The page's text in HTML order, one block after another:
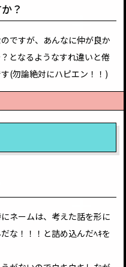
？
ですが、あんなに仲が良か
となるようなすれ違いと倦
(勿論絶対にハピエン！！)
ネームは、考えた話を形に
な！！！と詰め込んだﾍｷを